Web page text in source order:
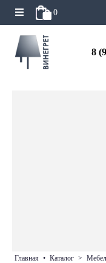
0
8
главная • каталог >